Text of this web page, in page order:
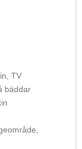
TV
bäddar